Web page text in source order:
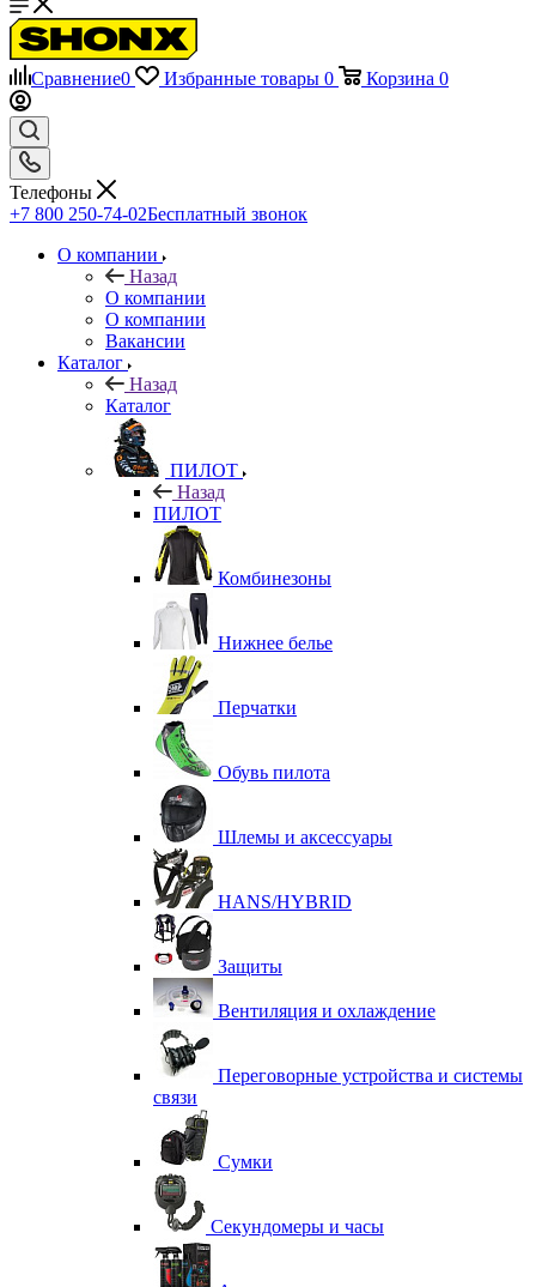
Сравнение0 Избранные товары 0 Корзина 0
Телефоны
+7 800 250-74-02Бесплатный звонок
О компании
Назад
О компании
О компании
Вакансии
Каталог
Назад
Каталог
ПИЛОТ
Назад
ПИЛОТ
Комбинезоны
Нижнее белье
Перчатки
Обувь пилота
Шлемы и аксессуары
HANS/HYBRID
Защиты
Вентиляция и охлаждение
Переговорные устройства и системы
связи
Сумки
Секундомеры и часы